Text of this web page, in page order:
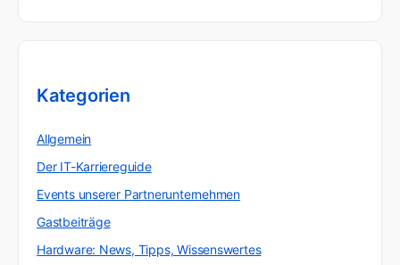
Kategorien
Allgemein
Der IT-Karriereguide
Events unserer Partnerunternehmen
Gastbeiträge
Hardware: News, Tipps, Wissenswertes